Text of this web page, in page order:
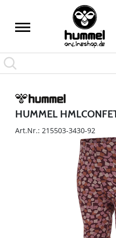
HUMMEL
Art.Nr.: 215503-3430-92